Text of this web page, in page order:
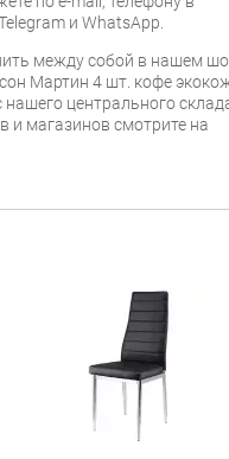
и WhatsApp.
между собой в нашем
Мартин 4 шт. кофе
центрального
и магазинов смотрите на